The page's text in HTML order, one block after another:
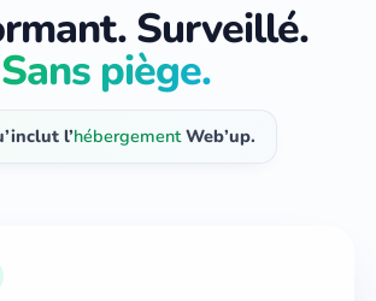
Surveillé.
Sans piège.
l’hébergementWeb’up.